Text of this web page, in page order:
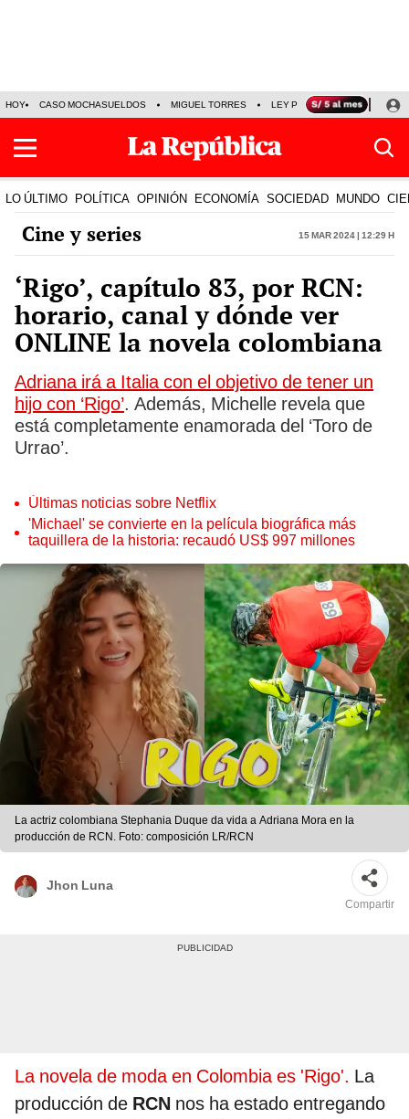
HOY CASO MOCHASUELDOS MIGUEL TORRES LEY PULPÍN PRECIO DEL
LO ÚLTIMO POLÍTICA OPINIÓN ECONOMÍA SOCIEDAD MUNDO
Cine y series 15 Mar 2024 | 12:29 h
‘Rigo’, capítulo 83, por RCN:
horario, canal y dónde ver
ONLINE la novela colombiana
Adriana irá a Italia con el objetivo de tener un
hijo con ‘Rigo’. Además, Michelle revela que
está completamente enamorada del ‘Toro de
Urrao’.
Últimas noticias sobre Netflix
'Michael' se convierte en la película biográfica más
taquillera de la historia: recaudó US$ 997 millones
La actriz colombiana Stephania Duque da vida a Adriana Mora en la
producción de RCN. Foto: composición LR/RCN
Jhon Luna
Compartir
La novela de moda en Colombia es 'Rigo'. La
producción de RCN nos ha estado entregando